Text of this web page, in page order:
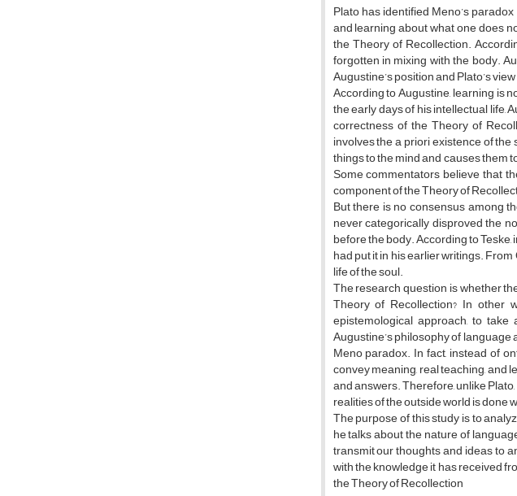
Plato has identified Meno’s
and learning about what one does
the Theory of Recollection.
forgotten in mixing with the body.
Augustine’s position and Plato’s
According to Augustine, learning is
the early days of his intellectual life,
correctness of the Theory of
involves the a priori existence of
things to the mind and causes them
Some commentators believe that
component of the Theory of
But there is no consensus among
never categorically disproved the
before the body. According to
had put it in his earlier writings.
life of the soul.
The research question is whether
Theory of Recollection? In other
epistemological approach, to
Augustine’s philosophy of
Meno paradox. In fact, instead of
convey meaning, real teaching,
and answers. Therefore, unlike
realities of the outside world is done
The purpose of this study is to
he talks about the nature of
transmit our thoughts and ideas to
with the knowledge it has received
the Theory of Recollection